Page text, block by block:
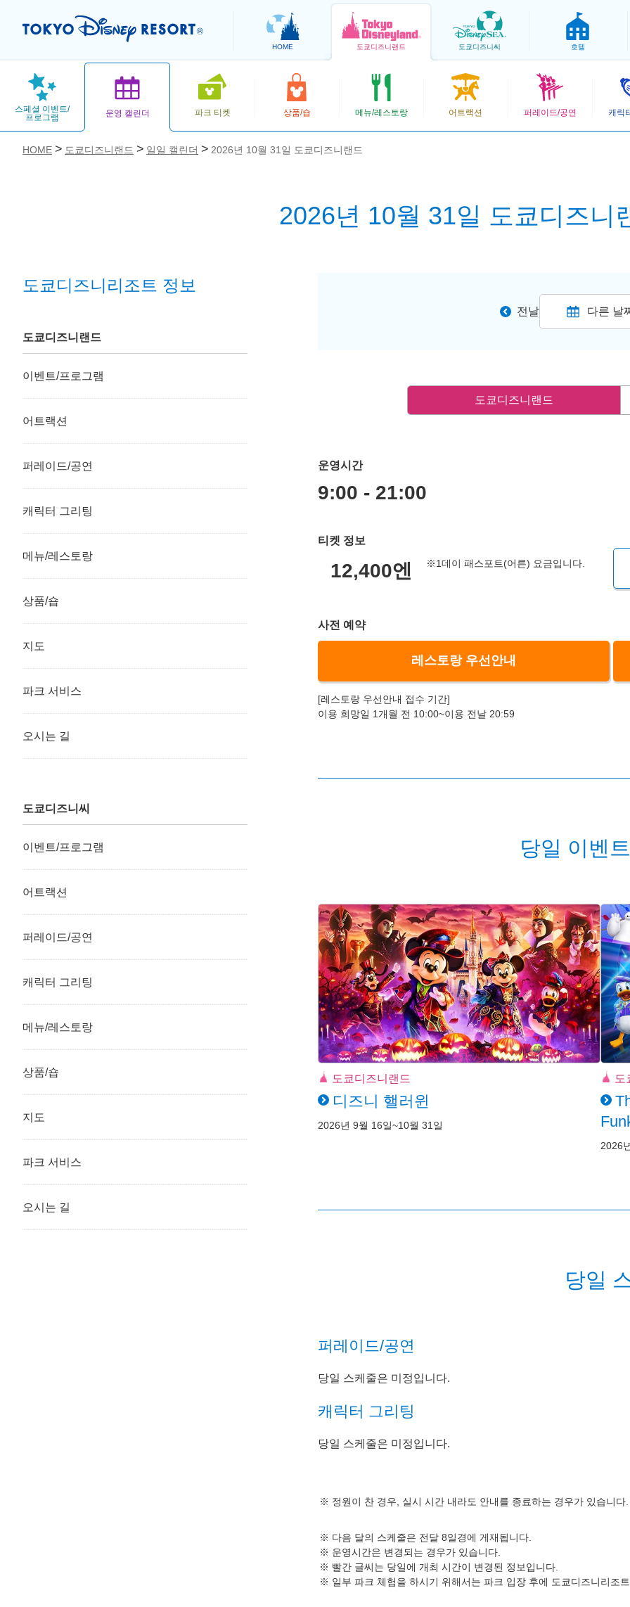
HOME 도쿄디즈니랜드 도쿄디즈니씨 호텔
스페셜 이벤트/
프로그램
운영 캘린더 파크 티켓 상품/숍 메뉴/레스토랑 어트랙션 퍼레이드/공연 캐릭
HOME 도쿄디즈니랜드 일일 캘린더 2026년 10월 31일 도쿄디즈니랜드
2026년 10월 31일 도쿄디즈니
전날 다른 날
도쿄디즈니랜드
운영시간
9:00 - 21:00
티켓 정보
12,400엔 ※1데이 패스포트(어른) 요금입니다.
사전 예약
레스토랑 우선안내
[레스토랑 우선안내 접수 기간]
이용 희망일 1개월 전 10:00~이용 전날 20:59
당일 이벤
도쿄디즈니랜드
디즈니 핼러윈
2026년 9월 16일~10월 31일
도
2026
당일
퍼레이드/공연
당일 스케줄은 미정입니다.
캐릭터 그리팅
당일 스케줄은 미정입니다.
정원이 찬 경우, 실시 시간 내라도 안내를 종료하는 경우가 있습니다.
다음 달의 스케줄은 전달 8일경에 게재됩니다.
운영시간은 변경되는 경우가 있습니다.
빨간 글씨는 당일에 개최 시간이 변경된 정보입니다.
일부 파크 체험을 하시기 위해서는 파크 입장 후에 도쿄디즈니리조
도쿄디즈니리조트 정보
도쿄디즈니랜드
이벤트/프로그램
어트랙션
퍼레이드/공연
캐릭터 그리팅
메뉴/레스토랑
상품/숍
지도
파크 서비스
오시는 길
도쿄디즈니씨
이벤트/프로그램
어트랙션
퍼레이드/공연
캐릭터 그리팅
메뉴/레스토랑
상품/숍
지도
파크 서비스
오시는 길